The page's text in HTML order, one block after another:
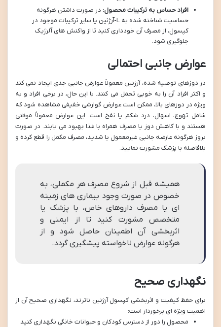
افراد حساس به ترکیبات محصول: در صورت داشتن هرگونه
حساسیت شناخته شده به L-آرژنین یا سایر ترکیبات موجود در
کپسول، از مصرف آن خودداری کنید تا از واکنش های آلرژیک
جلوگیری شود.
عوارض جانبی احتمالی
در دوزهای توصیه شده، آرژنین معمولاً عوارض جانبی جدی ایجاد نمی کند
و اکثر افراد آن را به خوبی تحمل می کنند. با این حال، در برخی افراد و به
ویژه در دوزهای بالا، ممکن است عوارض گوارشی خفیفی مشاهده شود که
شامل تهوع، اسهال، درد شکم یا نفخ است. این عوارض معمولاً موقتی
هستند و با کاهش دوز یا مصرف همراه با غذا بهبود می یابند. در صورت
بروز هرگونه عارضه جانبی غیرمعمول یا شدید، مصرف مکمل را قطع کرده و
بلافاصله با پزشک مشورت نمایید.
همیشه قبل از شروع مصرف هر مکملی، به
خصوص در صورت وجود بیماری های زمینه
ای یا مصرف داروهای خاص، با پزشک یا
متخصص مشورت کنید تا از ایمنی و
اثربخشی آن اطمینان حاصل شود و از
هرگونه عوارض ناخواسته پیشگیری گردد.
نگهداری صحیح
برای حفظ کیفیت و اثربخشی کپسول آرژنین ناترند، نگهداری صحیح آن از
اهمیت ویژه ای برخوردار است:
محصول را دور از دسترس کودکان و حیوانات خانگی نگهداری کنید